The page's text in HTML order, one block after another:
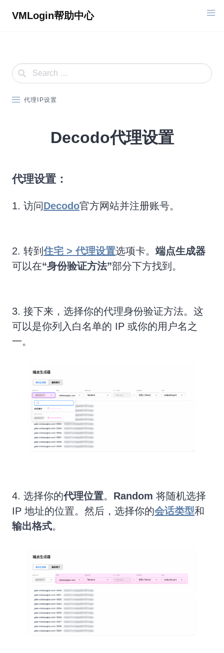
VMLogin帮助中心
代理IP设置
Decodo代理设置
代理设置：
1. 访问Decodo官方网站并注册账号。
2. 转到住宅 > 代理设置选项卡。 端点生成器
可以在“身份验证方法”部分下方找到。
3. 接下来，选择你的代理身份验证方法。这
可以是你列入白名单的 IP 或你的用户名之
一。
4. 选择你的代理位置。 Random 将随机选择
IP 地址的位置。然后，选择你的会话类型和
输出格式。